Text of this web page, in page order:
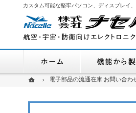
ホーム電子部品の流通在庫 お問い合わ
カスタム可能な堅牢パソコン、ディスプレイ
ホーム電子部品の流通在庫 お問い合わ